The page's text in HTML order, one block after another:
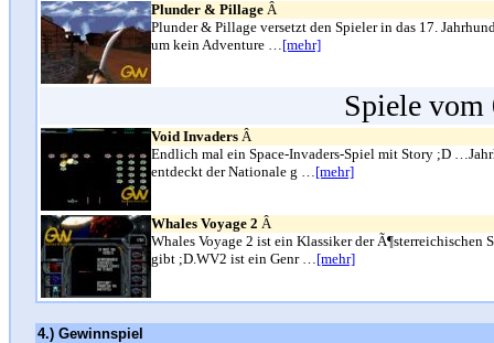
Plunder & Pillage Â
Plunder & Pillage versetzt den Spieler in das 17.
um kein Adventure …[mehr]
Spiele vom
Void Invaders Â
Endlich mal ein Space-Invaders-Spiel mit Story ;D
entdeckt der Nationale g …[mehr]
Whales Voyage 2 Â
Whales Voyage 2 ist ein Klassiker der Ã¶sterreichischen
gibt ;D.WV2 ist ein Genr …[mehr]
4.) Gewinnspiel